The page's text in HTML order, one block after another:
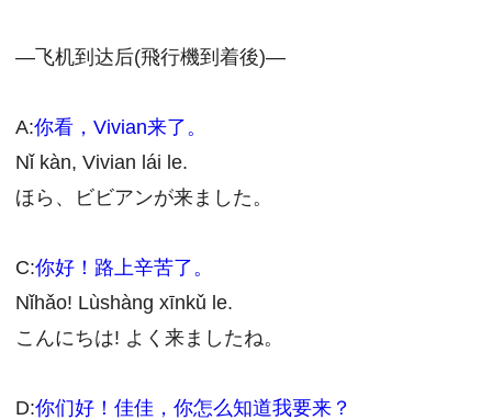
―飞机到达后(飛行機到着後)―
A:你看，Vivian来了。
Nǐ kàn, Vivian lái le.
ほら、ビビアンが来ました。
C:你好！路上辛苦了。
Nǐhǎo! Lùshàng xīnkǔ le.
こんにちは! よく来ましたね。
D:你们好！佳佳，你怎么知道我要来？